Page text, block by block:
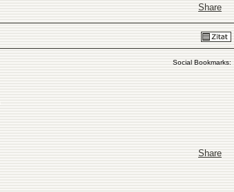
Share
Social Bookmarks:
Share